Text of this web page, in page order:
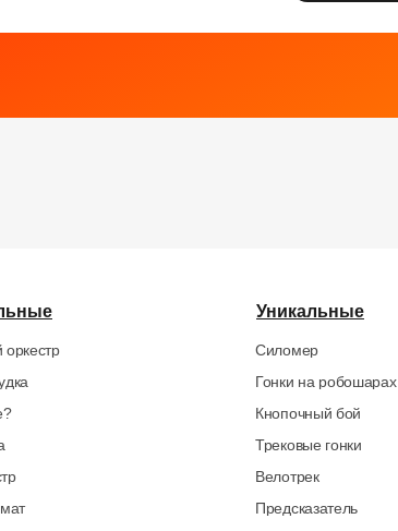
Уникальные
оркестр
Силомер
Гонки на робошарах
Кнопочный бой
Трековые гонки
Велотрек
Предсказатель